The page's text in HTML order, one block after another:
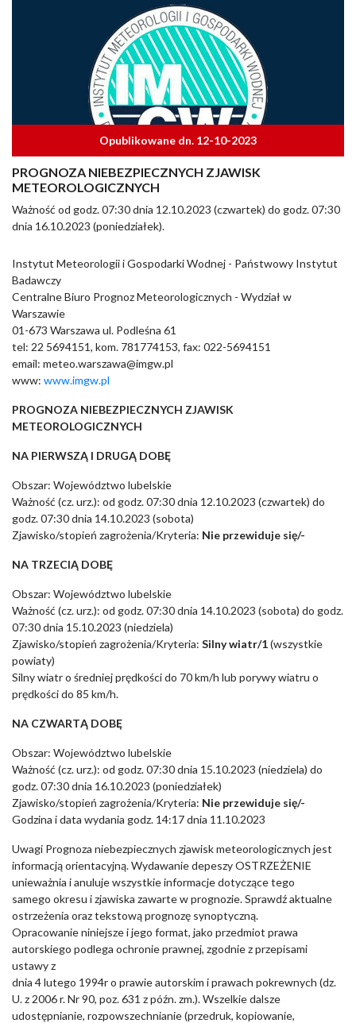
Opublikowane dn. 12-10-2023
PROGNOZA NIEBEZPIECZNYCH ZJAWISK
METEOROLOGICZNYCH
Ważność od godz. 07:30 dnia 12.10.2023 (czwartek) do godz. 07:30
dnia 16.10.2023 (poniedziałek).
Instytut Meteorologii i Gospodarki Wodnej - Państwowy Instytut
Badawczy
Centralne Biuro Prognoz Meteorologicznych - Wydział w
Warszawie
01-673 Warszawa ul. Podleśna 61
tel: 22 5694151, kom. 781774153, fax: 022-5694151
email: meteo.warszawa@imgw.pl
www: www.imgw.pl
PROGNOZA NIEBEZPIECZNYCH ZJAWISK
METEOROLOGICZNYCH
NA PIERWSZĄ I DRUGĄ DOBĘ
Obszar: Województwo lubelskie
Ważność (cz. urz.): od godz. 07:30 dnia 12.10.2023 (czwartek) do
godz. 07:30 dnia 14.10.2023 (sobota)
Zjawisko/stopień zagrożenia/Kryteria: Nie przewiduje się/-
NA TRZECIĄ DOBĘ
Obszar: Województwo lubelskie
Ważność (cz. urz.): od godz. 07:30 dnia 14.10.2023 (sobota) do godz.
07:30 dnia 15.10.2023 (niedziela)
Zjawisko/stopień zagrożenia/Kryteria: Silny wiatr/1(wszystkie
powiaty)
Silny wiatr o średniej prędkości do 70 km/h lub porywy wiatru o
prędkości do 85 km/h.
NA CZWARTĄ DOBĘ
Obszar: Województwo lubelskie
Ważność (cz. urz.): od godz. 07:30 dnia 15.10.2023 (niedziela) do
godz. 07:30 dnia 16.10.2023 (poniedziałek)
Zjawisko/stopień zagrożenia/Kryteria: Nie przewiduje się/-
Godzina i data wydania godz. 14:17 dnia 11.10.2023
Uwagi Prognoza niebezpiecznych zjawisk meteorologicznych jest
informacją orientacyjną. Wydawanie depeszy OSTRZEŻENIE
unieważnia i anuluje wszystkie informacje dotyczące tego
samego okresu i zjawiska zawarte w prognozie. Sprawdź aktualne
ostrzeżenia oraz tekstową prognozę synoptyczną.
Opracowanie niniejsze i jego format, jako przedmiot prawa
autorskiego podlega ochronie prawnej, zgodnie z przepisami
ustawy z
dnia 4 lutego 1994r o prawie autorskim i prawach pokrewnych (dz.
U. z 2006 r. Nr 90, poz. 631 z późn. zm.). Wszelkie dalsze
udostępnianie, rozpowszechnianie (przedruk, kopiowanie,